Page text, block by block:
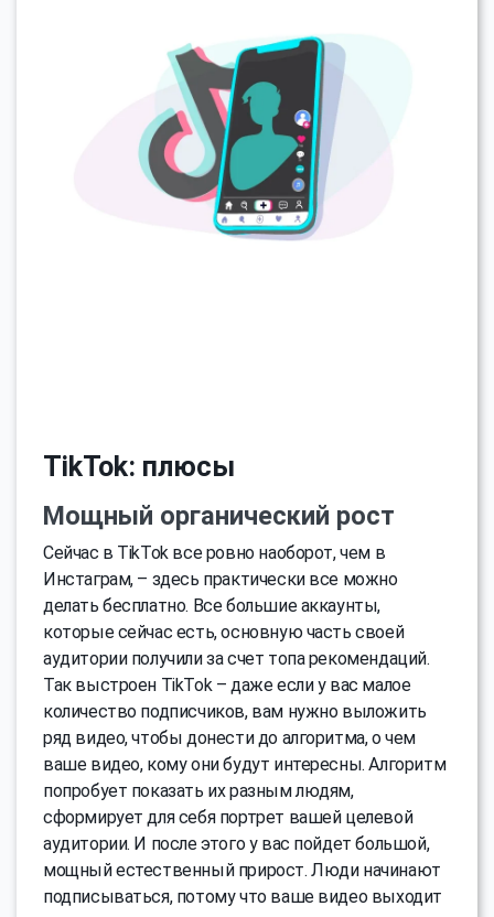
TikTok: плюсы
Мощный органический рост
Сейчас в TikTok все ровно наоборот, чем в
Инстаграм, – здесь практически все можно
делать бесплатно. Все большие аккаунты,
которые сейчас есть, основную часть своей
аудитории получили за счет топа рекомендаций.
Так выстроен TikTok – даже если у вас малое
количество подписчиков, вам нужно выложить
ряд видео, чтобы донести до алгоритма, о чем
ваше видео, кому они будут интересны. Алгоритм
попробует показать их разным людям,
сформирует для себя портрет вашей целевой
аудитории. И после этого у вас пойдет большой,
мощный естественный прирост. Люди начинают
подписываться, потому что ваше видео выходит